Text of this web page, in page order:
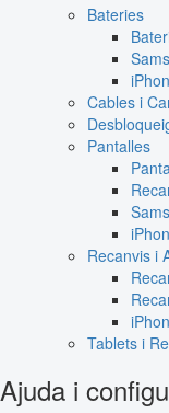
Bateries
Cables i
Pantalles
Recanvis i
Tablets i
Ajuda i